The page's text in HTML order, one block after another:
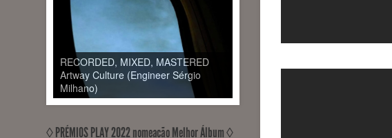
RECORDED, MIXED, MASTERED
Artway Culture (Engineer Sérgio
Milhano)
◊ PRÉMIOS PLAY 2022 nomeação Melhor Álbum ◊